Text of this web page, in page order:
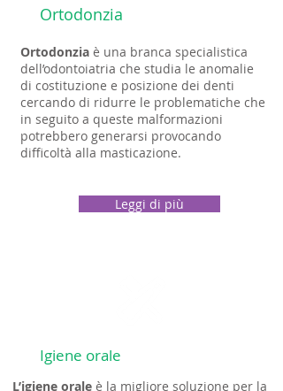
Ortodonzia è una branca specialistica
dell’odontoiatria che studia le anomalie
di costituzione e posizione dei denti
cercando di ridurre le problematiche che
in seguito a queste malformazioni
potrebbero generarsi provocando
difficoltà alla masticazione.​
Ortodonzia
Leggi di più
Igiene orale
L’igiene orale è la migliore soluzione per la